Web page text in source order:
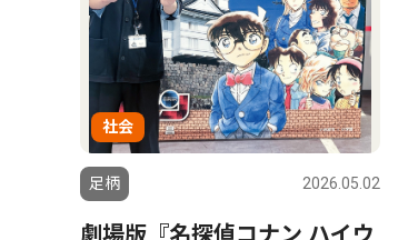
社会
足柄 2026.05.02
劇場版『名探偵コナン ハイウ